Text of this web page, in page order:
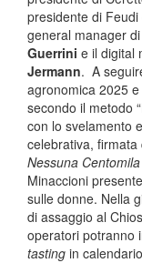
presidente di
general manager
Guerrini e il digital
Jermann. A
agronomica 2025
secondo il metodo
con lo svelamento
celebrativa, firmata
Nessuna Centomila
Minaccioni
sulle donne. Nella
di assaggio al
operatori potranno
tasting in